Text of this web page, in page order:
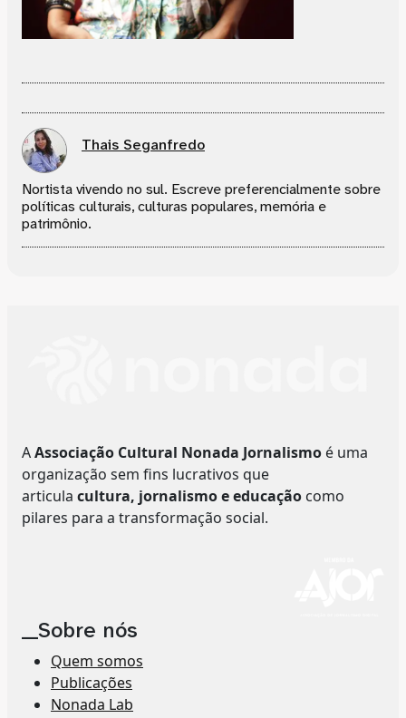
Thais Seganfredo
Nortista vivendo no sul. Escreve preferencialmente sobre
políticas culturais, culturas populares, memória e
patrimônio.
AAssociação Cultural Nonada Jornalismo é uma
organização sem fins lucrativos que
articula cultura, jornalismo e educação como
pilares para a transformação social.
__Sobre nós
Quem somos
Publicações
Nonada Lab